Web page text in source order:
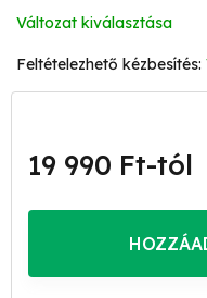
Változat kiválasztása
19 990 Ft-tól